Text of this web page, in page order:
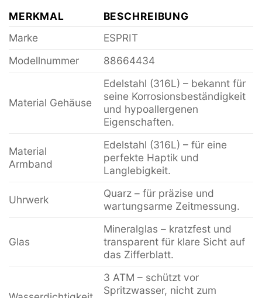
MERKMAL
BESCHREIBUNG
Marke
ESPRIT
Modellnummer
88664434
Material Gehäuse
Edelstahl (316L) – bekannt für
seine Korrosionsbeständigkeit
und hypoallergenen
Eigenschaften.
Material
Armband
Edelstahl (316L) – für eine
perfekte Haptik und
Langlebigkeit.
Uhrwerk
Quarz – für präzise und
wartungsarme Zeitmessung.
Glas
Mineralglas – kratzfest und
transparent für klare Sicht auf
das Zifferblatt.
3 ATM – schützt vor
Spritzwasser, nicht zum